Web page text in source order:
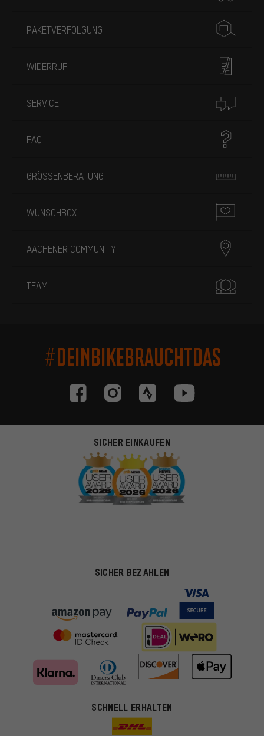
PAKETVERFOLGUNG
WIDERRUF
SERVICE
FAQ
GRÖSSENBERATUNG
WUNSCHBOX
AACHENER COMMUNITY
TEAM
#DEINBIKEBRAUCHTDAS
SICHER EINKAUFEN
SICHER BEZAHLEN
SCHNELL ERHALTEN